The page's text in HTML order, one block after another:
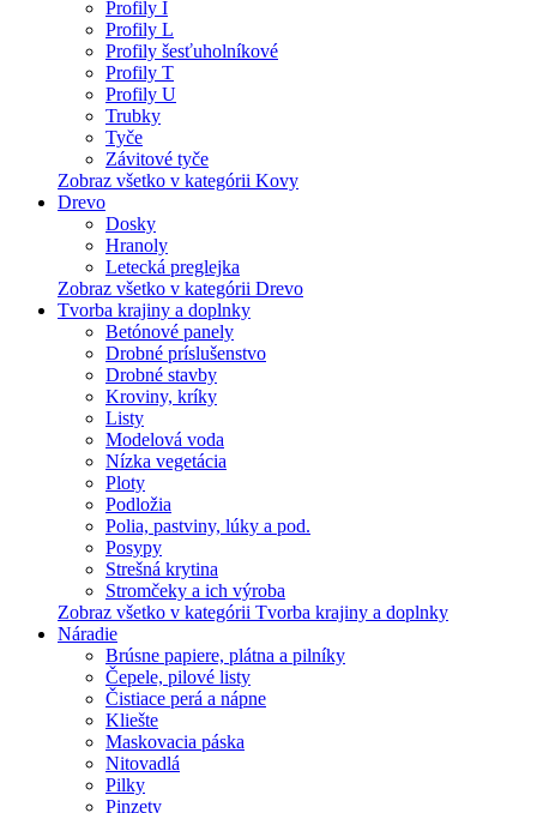
Profily I
Profily L
Profily šesťuholníkové
Profily T
Profily U
Trubky
Tyče
Závitové tyče
Zobraz všetko v kategórii Kovy
Drevo
Dosky
Hranoly
Letecká preglejka
Zobraz všetko v kategórii Drevo
Tvorba krajiny a doplnky
Betónové panely
Drobné príslušenstvo
Drobné stavby
Kroviny, kríky
Listy
Modelová voda
Nízka vegetácia
Ploty
Podložia
Polia, pastviny, lúky a pod.
Posypy
Strešná krytina
Stromčeky a ich výroba
Zobraz všetko v kategórii Tvorba krajiny a doplnky
Náradie
Brúsne papiere, plátna a pilníky
Čepele, pilové listy
Čistiace perá a nápne
Kliešte
Maskovacia páska
Nitovadlá
Pilky
Pinzety